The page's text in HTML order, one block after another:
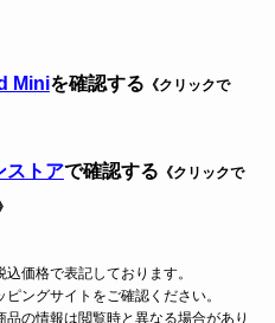
Miniを確認する 《クリックで
ストアで確認する 《クリックで
価格で表記しております。
ングサイトをご確認ください。
の情報は閲覧時と異なる場合があり